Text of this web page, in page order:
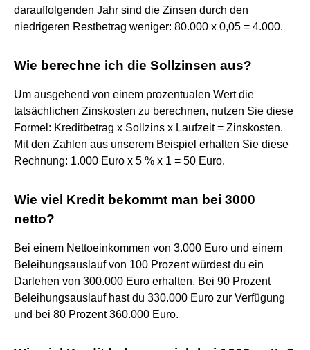
darauffolgenden Jahr sind die Zinsen durch den
niedrigeren Restbetrag weniger: 80.000 x 0,05 = 4.000.
Wie berechne ich die Sollzinsen aus?
Um ausgehend von einem prozentualen Wert die
tatsächlichen Zinskosten zu berechnen, nutzen Sie diese
Formel: Kreditbetrag x Sollzins x Laufzeit = Zinskosten.
Mit den Zahlen aus unserem Beispiel erhalten Sie diese
Rechnung: 1.000 Euro x 5 % x 1 = 50 Euro.
Wie viel Kredit bekommt man bei 3000
netto?
Bei einem Nettoeinkommen von 3.000 Euro und einem
Beleihungsauslauf von 100 Prozent würdest du ein
Darlehen von 300.000 Euro erhalten. Bei 90 Prozent
Beleihungsauslauf hast du 330.000 Euro zur Verfügung
und bei 80 Prozent 360.000 Euro.